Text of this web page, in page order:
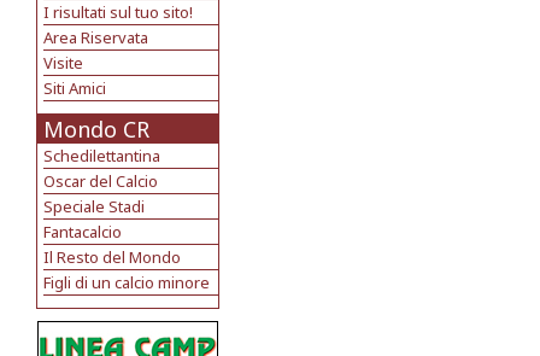
I risultati sul tuo sito!
Area Riservata
Visite
Siti Amici
Mondo CR
Schedilettantina
Oscar del Calcio
Speciale Stadi
Fantacalcio
Il Resto del Mondo
Figli di un calcio minore